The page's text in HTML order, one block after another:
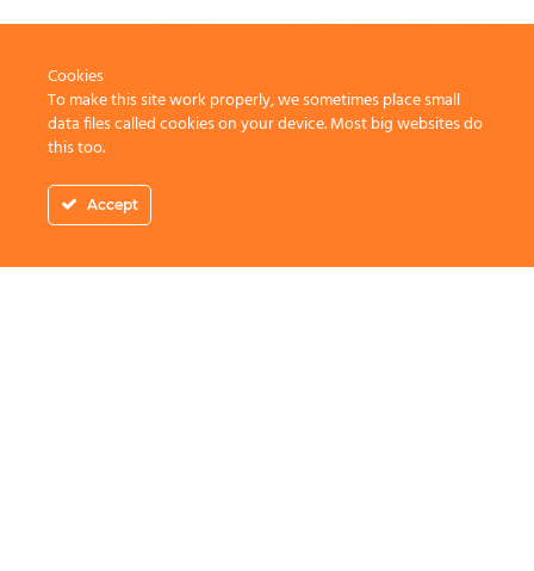
Cookies
To make this site work properly, we sometimes place small
data files called cookies on your device. Most big websites do
this too.
Accept